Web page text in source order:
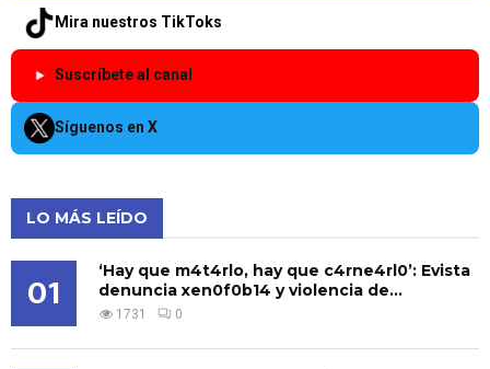
Mira nuestros TikToks
Suscríbete al canal
Síguenos en X
LO MÁS LEÍDO
01
‘Hay que m4t4rlo, hay que c4rne4rl0’: Evista
denuncia xen0f0b14 y violencia de...
1731 0